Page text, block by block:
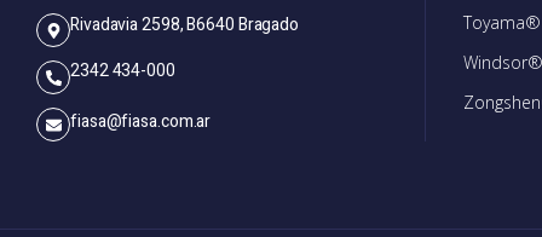
Rivadavia 2598, B6640 Bragado
2342 434-000
fiasa@fiasa.com.ar
Toyama®
Windsor®